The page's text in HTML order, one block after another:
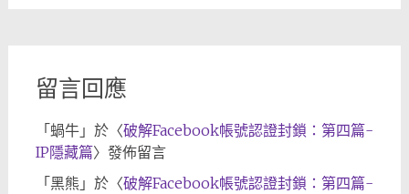
留言回應
「蝸牛」於〈破解Facebook帳號認證封鎖：第四篇-
IP隱藏篇〉發佈留言
「黑熊 」於〈破解Facebook帳號認證封鎖：第四篇-